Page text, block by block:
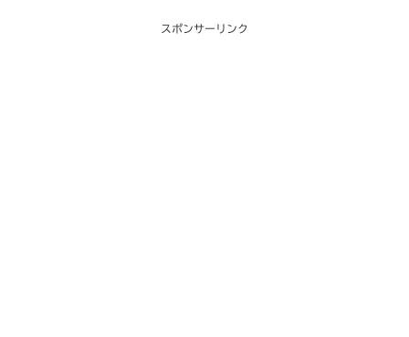
スポンサーリンク